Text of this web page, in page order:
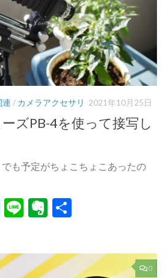
連 / カメラアクセサリ 2021年10月25日
ズPB-4を使って接写し
も予定がちょこちょこあったの
Hatena
LineEvernote
0